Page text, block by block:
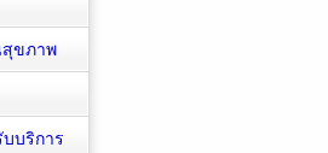
สุขภาพ
บริการ